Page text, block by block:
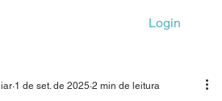
Login
1 de set. de 2025 2 min de leitura